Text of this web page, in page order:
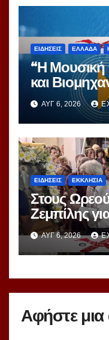
ΕΙΔΗΣΕΙΣ ΕΛΛΑΔΑ
“Η
και
ΑΥΓ 6, 2026
ΕΙΔΗΣΕΙΣ ΕΚΚΛΗΣΙΑ
Στους
Ζεμπίλης
ΑΥΓ 6, 2026
Αφήστε